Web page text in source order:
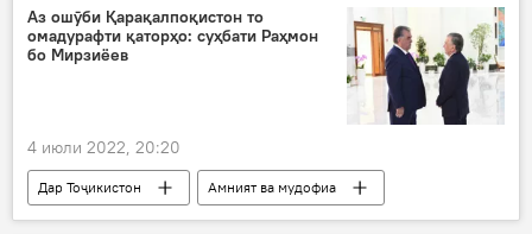
конфронс
Душанбе
Аз ошӯби Қарақалпоқистон то
омадурафти қаторҳо: суҳбати Раҳмон
бо Мирзиёев
4 июли 2022, 20:20
Дар Тоҷикистон
Амният ва мудофиа
Эмомалӣ Раҳмон
Шавкат Мирзиёев